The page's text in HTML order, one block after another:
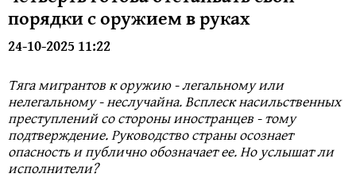
порядки с оружием в руках
24-10-2025 11:22
Тяга мигрантов к оружию - легальному или
нелегальному - неслучайна. Всплеск насильственных
преступлений со стороны иностранцев - тому
подтверждение. Руководство страны осознает
опасность и публично обозначает ее. Но услышат ли
исполнители?